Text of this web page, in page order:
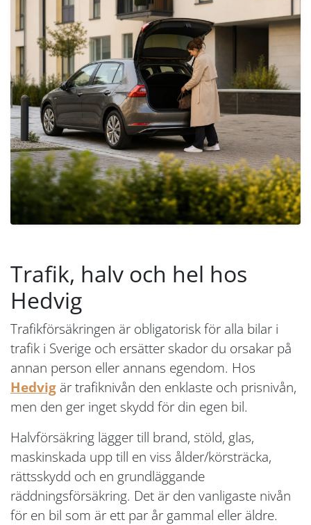
Trafik, halv och hel hos
Hedvig
Trafikförsäkringen är obligatorisk för alla bilar i
trafik i Sverige och ersätter skador du orsakar på
annan person eller annans egendom. Hos
Hedvig är trafiknivån den enklaste och prisnivån,
men den ger inget skydd för din egen bil.
Halvförsäkring lägger till brand, stöld, glas,
maskinskada upp till en viss ålder/körsträcka,
rättsskydd och en grundläggande
räddningsförsäkring. Det är den vanligaste nivån
för en bil som är ett par år gammal eller äldre.